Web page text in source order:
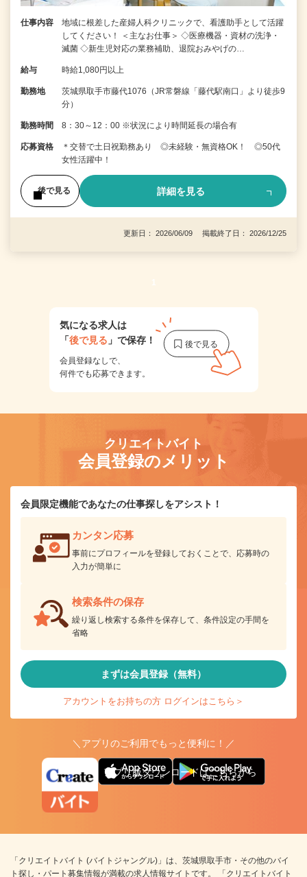
仕事内容
地域に根差した産婦人科クリニックで、看護助手として活躍
してください！ ＜主なお仕事＞ ◇医療機器・資材の洗浄・
滅菌 ◇新生児対応の業務補助、退院おみやげの…
給与 時給1,080円以上
勤務地
茨城県取手市藤代1076（JR常磐線「藤代駅南口」より徒歩9
分）
勤務時間 8：30～12：00 ※状況により時間延長の場合有
応募資格
＊交替で土日祝勤務あり ◎未経験・無資格OK！ ◎50代
女性活躍中！
後で見る 詳細を見る
更新日： 2026/06/09 掲載終了日： 2026/12/25
1
気になる求人は
「後で見る 」で保存！
会員登録なしで、
何件でも応募できます。
クリエイトバイト
会員登録のメリット
会員限定機能であなたの仕事探しをアシスト！
カンタン応募
事前にプロフィールを登録しておくことで、応募時の
入力が簡単に
検索条件の保存
繰り返し検索する条件を保存して、条件設定の手間を
省略
まずは会員登録（無料）
アカウントをお持ちの方 ログインはこちら＞
＼アプリのご利用でもっと便利に！／
アプリ版ダウンロードはこちらから
「クリエイトバイト (バイトジャングル)」は、茨城県取手市・その他のバイ
ト探し・パート募集情報が満載の求人情報サイトです。 「クリエイトバイト